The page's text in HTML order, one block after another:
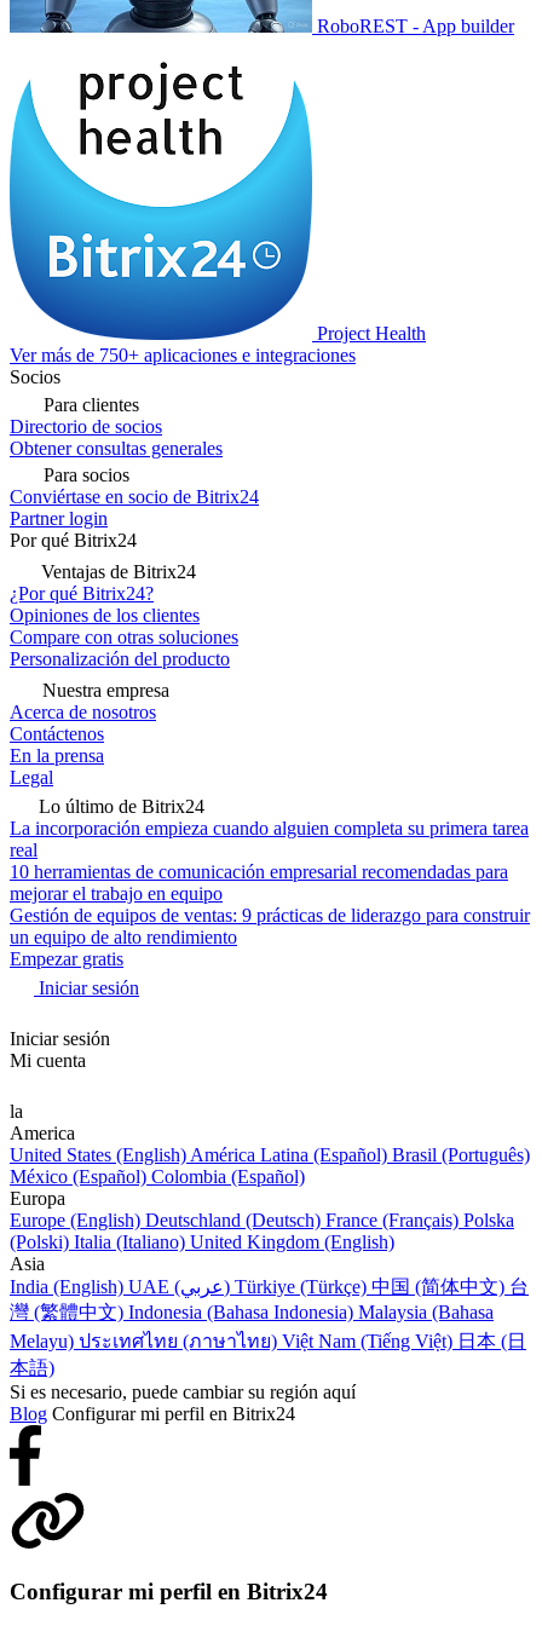
RoboREST - App builder
Project Health
Ver más de 750+ aplicaciones e integraciones
Socios
Para clientes
Directorio de socios
Obtener consultas generales
Para socios
Conviértase en socio de Bitrix24
Partner login
Por qué Bitrix24
Ventajas de Bitrix24
¿Por qué Bitrix24?
Opiniones de los clientes
Compare con otras soluciones
Personalización del producto
Nuestra empresa
Acerca de nosotros
Contáctenos
En la prensa
Legal
Lo último de Bitrix24
La incorporación empieza cuando alguien completa su primera tarea
real
10 herramientas de comunicación empresarial recomendadas para
mejorar el trabajo en equipo
Gestión de equipos de ventas: 9 prácticas de liderazgo para construir
un equipo de alto rendimiento
Empezar gratis
Iniciar sesión
Iniciar sesión
Mi cuenta
la
America
United States (English) América Latina (Español) Brasil (Português)
México (Español) Colombia (Español)
Europa
Europe (English) Deutschland (Deutsch) France (Français) Polska
(Polski) Italia (Italiano) United Kingdom (English)
Asia
India (English)
UAE (عربي) Türkiye (Türkçe) 中国 (简体中文) 台
灣 (繁體中文) Indonesia (Bahasa Indonesia) Malaysia (Bahasa
Melayu) ประเทศไทย (ภาษาไทย) Việt Nam (Tiếng Việt) 日本 (日
本語)
Si es necesario, puede cambiar su región aquí
Blog Configurar mi perfil en Bitrix24
Configurar mi perfil en Bitrix24